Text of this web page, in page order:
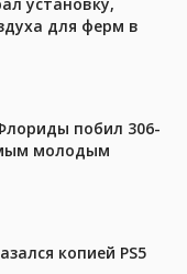
для ферм в
побил 306-
молодым
копией PS5